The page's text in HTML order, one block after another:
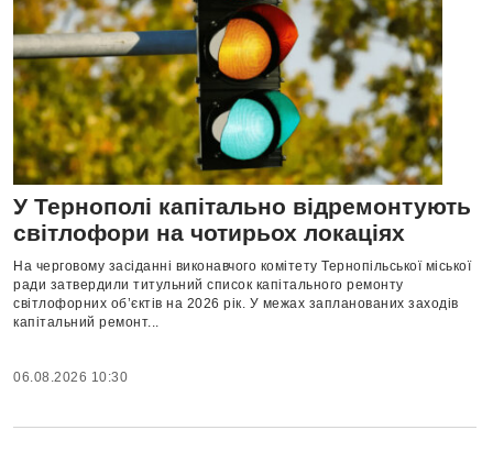
У Тернополі капітально відремонтують
світлофори на чотирьох локаціях
На черговому засіданні виконавчого комітету Тернопільської міської
ради затвердили титульний список капітального ремонту
світлофорних об’єктів на 2026 рік. У межах запланованих заходів
капітальний ремонт...
06.08.2026 10:30